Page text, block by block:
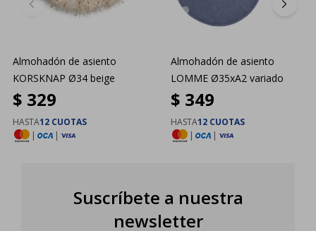
Almohadón de asiento
KORSKNAP Ø34 beige
$ 329
HASTA12 CUOTAS
|
|
Almohadón de asiento
LOMME Ø35xA2 variado
$ 349
HASTA12 CUOTAS
|
|
Suscríbete a nuestra
newsletter